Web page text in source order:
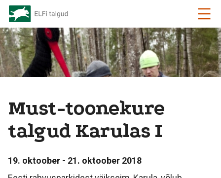
Must-toonekure
talgud Karulas I
19. oktoober - 21. oktoober 2018